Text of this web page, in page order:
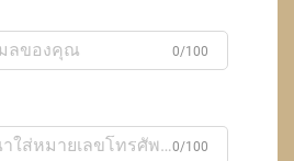
0/100
0/100